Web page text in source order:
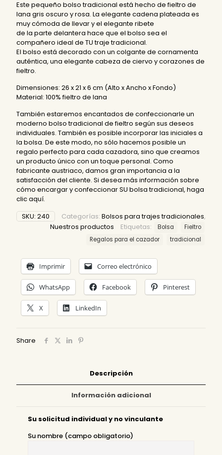
Este pequeño bolso tradicional está hecho de fieltro de
lana gris oscuro y rosa. La elegante cadena plateada es
muy cómoda de llevar y el elegante ribete
de la parte delantera hace que el bolso sea el
compañero ideal de TU traje tradicional.
El bolso está decorado con un colgante de cornamenta
auténtica, una elegante cabeza de ciervo y corazones de
fieltro.
Dimensiones: 26 x 21 x 6 cm (Alto x Ancho x Fondo)
Material: 100% fieltro de lana
También estaremos encantados de confeccionarle un
moderno bolso tradicional de fieltro según sus deseos
individuales. También es posible incorporar las iniciales a
la bolsa. De este modo, no sólo hacemos posible un
regalo perfecto para cada cazadora, sino que creamos
un producto único con un toque personal. Como
fabricante austriaco, damos gran importancia a la
satisfacción del cliente. Si desea más información sobre
cómo encargar y confeccionar SU bolsa tradicional, haga
clic aquí.
SKU: 240 Categorías: Bolsos para trajes tradicionales,
Nuestros productos
Etiquetas: Bolsa
Fieltro
Regalos para el cazador
tradicional
Imprimir Correo electrónico
WhatsApp Facebook Pinterest
X LinkedIn
Share
Descripción
Información adicional
Su solicitud individual y no vinculante
Su nombre (campo obligatorio)